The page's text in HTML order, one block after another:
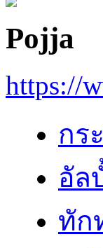
Pojja
https://
กร
อัล
ทัก